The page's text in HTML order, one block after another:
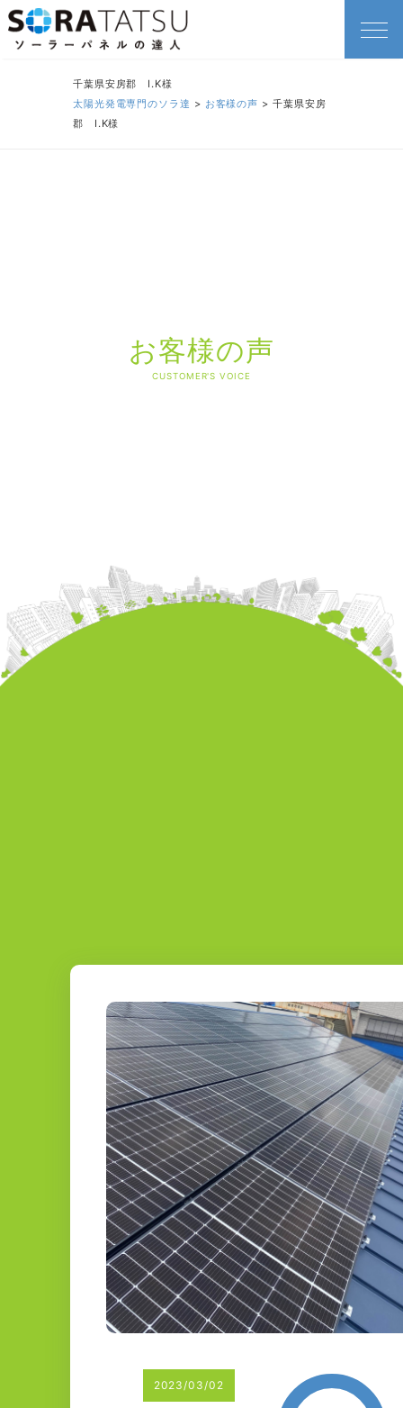
千葉県安房郡 I.K様
太陽光発電専門のソラ達 > お客様の声 > 千葉県安房
郡 I.K様
お客様の声
CUSTOMER'S VOICE
2023/03/02